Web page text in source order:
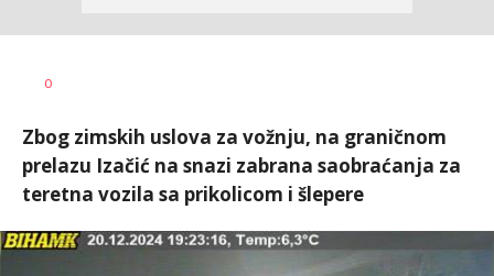
AUTOR
0
Zbog zimskih uslova za vožnju, na graničnom
prelazu Izačić na snazi zabrana saobraćanja za
teretna vozila sa prikolicom i šlepere